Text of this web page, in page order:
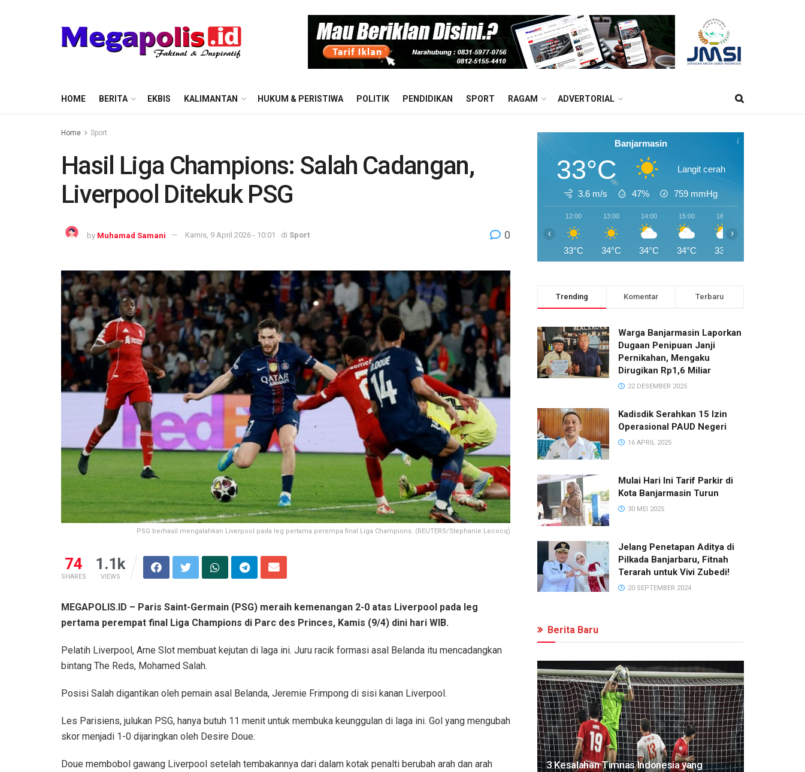
HOME BERITA EKBIS KALIMANTAN HUKUM & PERISTIWA POLITIK PENDIDIKAN SPORT RAGAM ADVERTORIAL
Home Sport
Hasil Liga Champions: Salah Cadangan,
Liverpool Ditekuk PSG
by Muhamad Samani Kamis, 9 April 2026 - 10:01 di Sport 0
PSG berhasil mengalahkan Liverpool pada leg pertama perempa final Liga Champions. (REUTERS/Stephanie Lecocq)
74
SHARES
1.1k
VIEWS
MEGAPOLIS.ID – Paris Saint-Germain (PSG) meraih kemenangan 2-0 atas Liverpool pada leg
pertama perempat final Liga Champions di Parc des Princes, Kamis (9/4) dini hari WIB.
Pelatih Liverpool, Arne Slot membuat kejutan di laga ini. Juru racik formasi asal Belanda itu mencadangkan
bintang The Reds, Mohamed Salah.
Posisi Salah digantikan oleh pemain asal Belanda, Jeremie Frimpong di sisi kanan Liverpool.
Les Parisiens, julukan PSG, hanya butuh 11 menit untuk membuka keunggulan di laga ini. Gol yang mengubah
skor menjadi 1-0 dijaringkan oleh Desire Doue.
Doue membobol gawang Liverpool setelah tembakannya dari dalam kotak penalti berubah arah dan arah
Banjarmasin
33°C Langit cerah
3.6 m/s 47% 759 mmHg
12:00
33°C
13:00
34°C
14:00
34°C
15:00
34°C
16:00
33°C
‹ ›
Trending Komentar Terbaru
Warga Banjarmasin Laporkan
Dugaan Penipuan Janji
Pernikahan, Mengaku
Dirugikan Rp1,6 Miliar
22 DESEMBER 2025
Kadisdik Serahkan 15 Izin
Operasional PAUD Negeri
16 APRIL 2025
Mulai Hari Ini Tarif Parkir di
Kota Banjarmasin Turun
30 MEI 2025
Jelang Penetapan Aditya di
Pilkada Banjarbaru, Fitnah
Terarah untuk Vivi Zubedi!
20 SEPTEMBER 2024
Berita Baru
3 Kesalahan Timnas Indonesia yang